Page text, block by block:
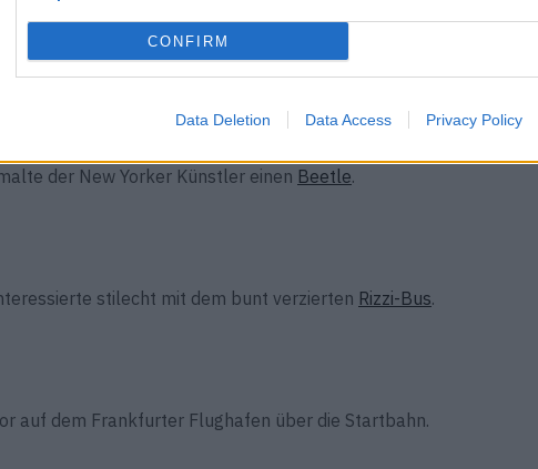
CONFIRM
Data Deletion Data Access Privacy Policy
deutschen Braunschweig und hat sogar eine eigene
der New Yorker Künstler einen Beetle.
stilecht mit dem bunt verzierten Rizzi-Bus.
auf dem Frankfurter Flughafen über die Startbahn.